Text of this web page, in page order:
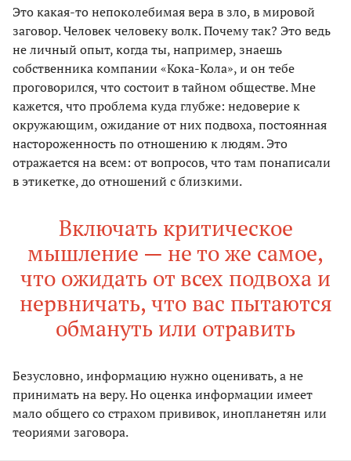
Это какая-то непоколебимая вера в зло, в мировой
заговор. Человек человеку волк. Почему так? Это ведь
не личный опыт, когда ты, например, знаешь
собственника компании «Кока-Кола», и он тебе
проговорился, что состоит в тайном обществе. Мне
кажется, что проблема куда глубже: недоверие к
окружающим, ожидание от них подвоха, постоянная
настороженность по отношению к людям. Это
отражается на всем: от вопросов, что там понаписали
в этикетке, до отношений с близкими.
Включать критическое
мышление — не то же самое,
что ожидать от всех подвоха и
нервничать, что вас пытаются
обмануть или отравить
Безусловно, информацию нужно оценивать, а не
принимать на веру. Но оценка информации имеет
мало общего со страхом прививок, инопланетян или
теориями заговора.